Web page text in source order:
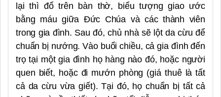
lại thì đổ trên bàn thờ, biểu tượng giao ước
bằng máu giữa Đức Chúa và các thành viên
trong gia đình. Sau đó, chủ nhà sẽ lột da cừu để
chuẩn bị nướng. Vào buổi chiều, cả gia đình đến
trọ tại một gia đình họ hàng nào đó, hoặc người
quen biết, hoặc đi mướn phòng (giá thuê là tất
cả da cừu vừa giết). Tại đó, họ chuẩn bị tất cả